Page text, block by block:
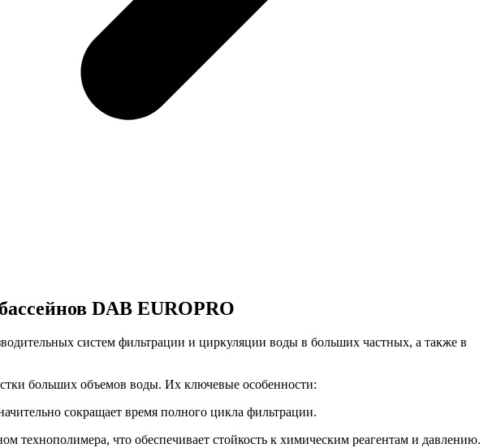
DAB EUROPRO
систем фильтрации и циркуляции воды в больших частных, а также в
больших объемов воды. Их ключевые особенности:
сокращает время полного цикла фильтрации.
технополимера, что обеспечивает стойкость к химическим реагентам и давлению.